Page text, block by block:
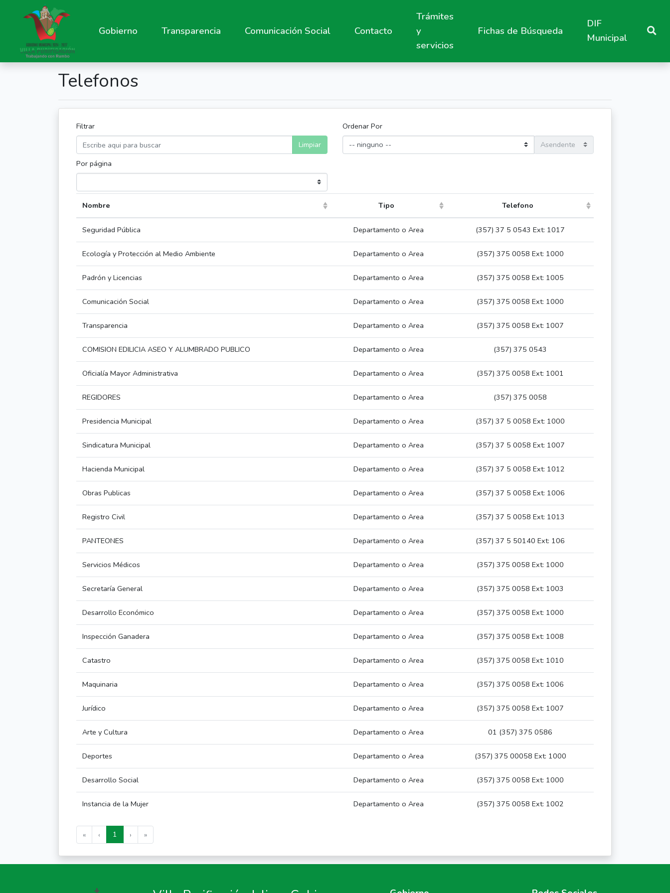
Gobierno Transparencia Comunicación Social Contacto
Trámites
y
servicios
Fichas de Búsqueda
DIF
Municipal
Telefonos
Filtrar
Limpiar
Ordenar Por
Por página
Nombre
(Click to sort ascending)
Tipo
(Click to sort ascending)
Telefono
(Click to sort ascending)
Seguridad Pública
Departamento o Area (357) 37 5 0543 Ext: 1017
Ecología y Protección al Medio Ambiente Departamento o Area (357) 375 0058 Ext: 1000
Padrón y Licencias Departamento o Area (357) 375 0058 Ext: 1005
Comunicación Social Departamento o Area (357) 375 0058 Ext: 1000
Transparencia Departamento o Area (357) 375 0058 Ext: 1007
COMISION EDILICIA ASEO Y ALUMBRADO PUBLICO Departamento o Area (357) 375 0543
Oficialía Mayor Administrativa Departamento o Area (357) 375 0058 Ext: 1001
REGIDORES Departamento o Area (357) 375 0058
Presidencia Municipal Departamento o Area (357) 37 5 0058 Ext: 1000
Sindicatura Municipal Departamento o Area (357) 37 5 0058 Ext: 1007
Hacienda Municipal Departamento o Area (357) 37 5 0058 Ext: 1012
Obras Publicas Departamento o Area (357) 37 5 0058 Ext: 1006
Registro Civil Departamento o Area (357) 37 5 0058 Ext: 1013
PANTEONES Departamento o Area (357) 37 5 50140 Ext: 106
Servicios Médicos Departamento o Area (357) 375 0058 Ext: 1000
Secretaría General Departamento o Area (357) 375 0058 Ext: 1003
Desarrollo Económico Departamento o Area (357) 375 0058 Ext: 1000
Inspección Ganadera Departamento o Area (357) 375 0058 Ext: 1008
Catastro Departamento o Area (357) 375 0058 Ext: 1010
Maquinaria Departamento o Area (357) 375 0058 Ext: 1006
Jurídico Departamento o Area (357) 375 0058 Ext: 1007
Arte y Cultura Departamento o Area 01 (357) 375 0586
Deportes Departamento o Area (357) 375 00058 Ext: 1000
Desarrollo Social Departamento o Area (357) 375 0058 Ext: 1000
Instancia de la Mujer Departamento o Area (357) 375 0058 Ext: 1002
« ‹ 1 › »